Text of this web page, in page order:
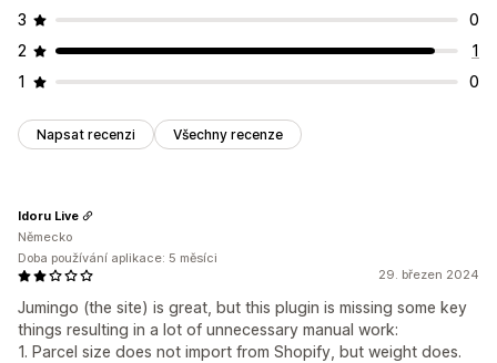
3
0
2
1
1
0
Napsat recenzi Všechny recenze
29. březen 2024
Jumingo (the site) is great, but this plugin is missing some key
things resulting in a lot of unnecessary manual work:
1. Parcel size does not import from Shopify, but weight does.
Idoru Live
Německo
Doba používání aplikace: 5 měsíci